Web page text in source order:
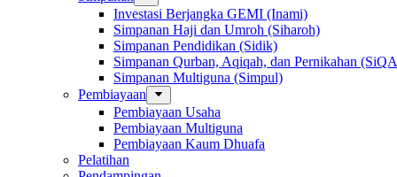
Investasi Berjangka GEMI (Inami)
Simpanan Haji dan Umroh (Siharoh)
Simpanan Pendidikan (Sidik)
Simpanan Qurban, Aqiqah, dan Pernikahan
Simpanan Multiguna (Simpul)
Pembiayaan
Pembiayaan Usaha
Pembiayaan Multiguna
Pembiayaan Kaum Dhuafa
Pelatihan